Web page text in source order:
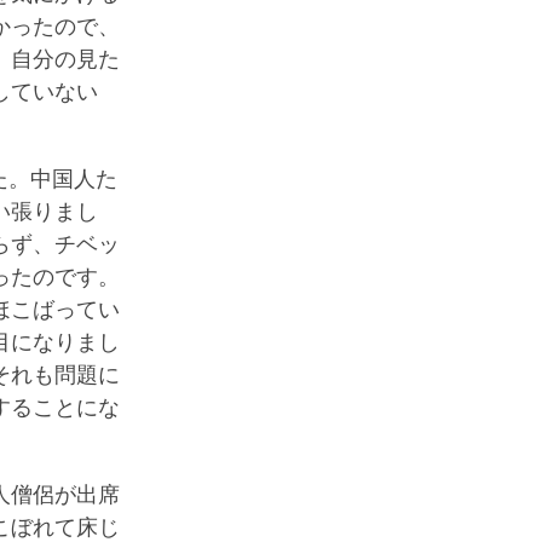
たので、
自分の見た
ていない
。中国人た
張りまし
ず、チベッ
のです。
こばってい
になりまし
れも問題に
ることにな
僧侶が出席
ぼれて床じ